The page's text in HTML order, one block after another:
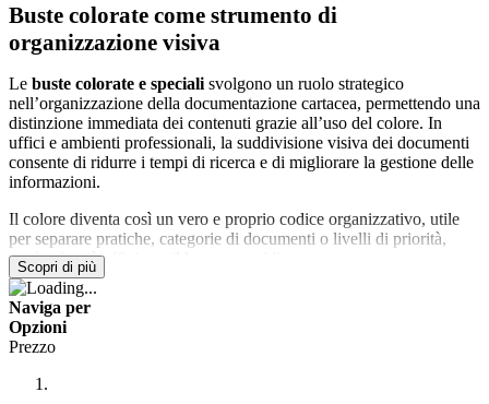
Buste colorate come strumento di
organizzazione visiva
Le buste colorate e speciali svolgono un ruolo strategico
nell’organizzazione della documentazione cartacea, permettendo una
distinzione immediata dei contenuti grazie all’uso del colore. In
uffici e ambienti professionali, la suddivisione visiva dei documenti
consente di ridurre i tempi di ricerca e di migliorare la gestione delle
informazioni.
Il colore diventa così un vero e proprio codice organizzativo, utile
per separare pratiche, categorie di documenti o livelli di priorità,
rendendo più efficiente il lavoro quotidiano.
Supporto alla gestione della corrispondenza e
dei flussi documentali
distinguere rapidamente comunicazioni interne, documenti riservati,
Scopri di più
Naviga per
Opzioni
Prezzo